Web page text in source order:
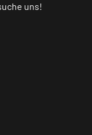
uns!